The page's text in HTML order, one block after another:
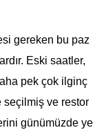
gereken bu paz
Eski saatler,
pek çok ilginç
seçilmiş ve restor
günümüzde ye